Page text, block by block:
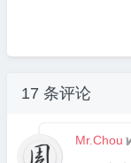
17 条评论
Mr.Chou